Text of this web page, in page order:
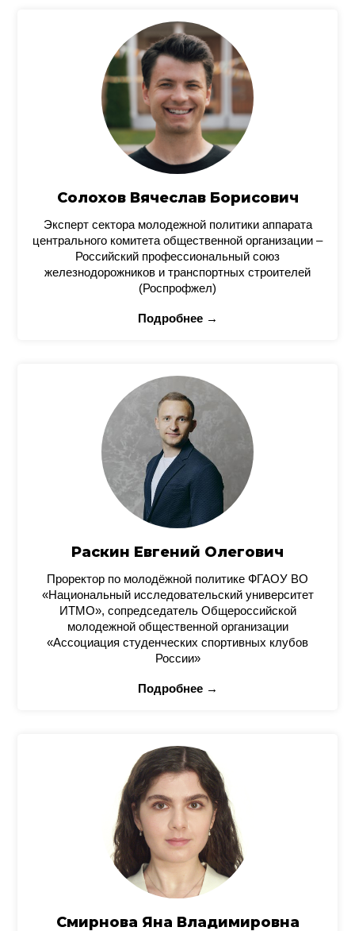
Солохов Вячеслав Борисович
Эксперт сектора молодежной политики аппарата
центрального комитета общественной организации –
Российский профессиональный союз
железнодорожников и транспортных строителей
(Роспрофжел)
Подробнее →
Раскин Евгений Олегович
Проректор по молодёжной политике ФГАОУ ВО
«Национальный исследовательский университет
ИТМО», сопредседатель Общероссийской
молодежной общественной организации
«Ассоциация студенческих спортивных клубов
России»
Подробнее →
Смирнова Яна Владимировна